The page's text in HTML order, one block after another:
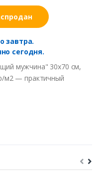
завтра.
сегодня.
мужчина" 30х70 см,
м2 — практичный